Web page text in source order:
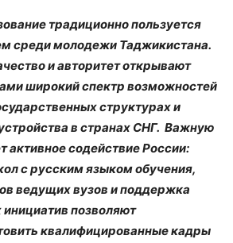
традиционно пользуется
среди молодежи Таджикистана.
и авторитет открывают
широкий спектр возможностей
структурах и
в странах СНГ. Важную
активное содействие России:
с русским языком обучения,
ведущих вузов и поддержка
позволяют
квалифицированные кадры